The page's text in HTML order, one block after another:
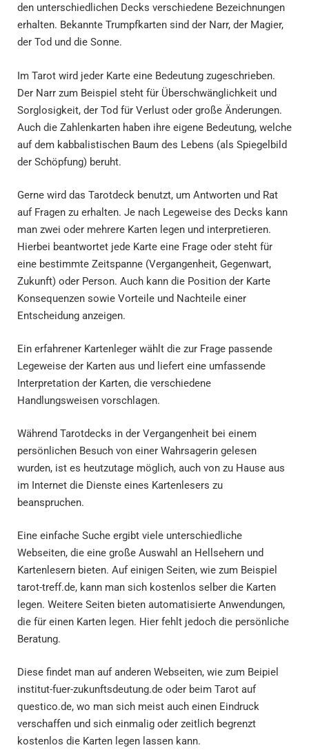
den unterschiedlichen Decks verschiedene Bezeichnungen
erhalten. Bekannte Trumpfkarten sind der Narr, der Magier,
der Tod und die Sonne.
Im Tarot wird jeder Karte eine Bedeutung zugeschrieben.
Der Narr zum Beispiel steht für Überschwänglichkeit und
Sorglosigkeit, der Tod für Verlust oder große Änderungen.
Auch die Zahlenkarten haben ihre eigene Bedeutung, welche
auf dem kabbalistischen Baum des Lebens (als Spiegelbild
der Schöpfung) beruht.
Gerne wird das Tarotdeck benutzt, um Antworten und Rat
auf Fragen zu erhalten. Je nach Legeweise des Decks kann
man zwei oder mehrere Karten legen und interpretieren.
Hierbei beantwortet jede Karte eine Frage oder steht für
eine bestimmte Zeitspanne (Vergangenheit, Gegenwart,
Zukunft) oder Person. Auch kann die Position der Karte
Konsequenzen sowie Vorteile und Nachteile einer
Entscheidung anzeigen.
Ein erfahrener Kartenleger wählt die zur Frage passende
Legeweise der Karten aus und liefert eine umfassende
Interpretation der Karten, die verschiedene
Handlungsweisen vorschlagen.
Während Tarotdecks in der Vergangenheit bei einem
persönlichen Besuch von einer Wahrsagerin gelesen
wurden, ist es heutzutage möglich, auch von zu Hause aus
im Internet die Dienste eines Kartenlesers zu
beanspruchen.
Eine einfache Suche ergibt viele unterschiedliche
Webseiten, die eine große Auswahl an Hellsehern und
Kartenlesern bieten. Auf einigen Seiten, wie zum Beispiel
tarot-treff.de, kann man sich kostenlos selber die Karten
legen. Weitere Seiten bieten automatisierte Anwendungen,
die für einen Karten legen. Hier fehlt jedoch die persönliche
Beratung.
Diese findet man auf anderen Webseiten, wie zum Beipiel
institut-fuer-zukunftsdeutung.de oder beim Tarot auf
questico.de, wo man sich meist auch einen Eindruck
verschaffen und sich einmalig oder zeitlich begrenzt
kostenlos die Karten legen lassen kann.